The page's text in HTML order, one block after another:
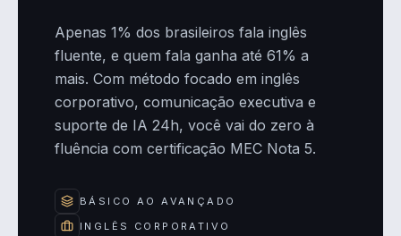
Apenas 1% dos brasileiros fala inglês
fluente, e quem fala ganha até 61% a
mais. Com método focado em inglês
corporativo, comunicação executiva e
suporte de IA 24h, você vai do zero à
fluência com certificação MEC Nota 5.
BÁSICO AO AVANÇADO
INGLÊS CORPORATIVO